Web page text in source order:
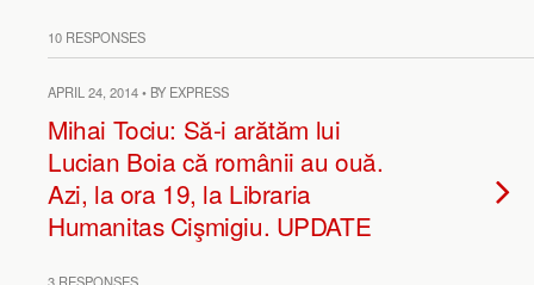
10 RESPONSES
APRIL 24, 2014 • BY EXPRESS
Mihai Tociu: Să-i arătăm lui
Lucian Boia că românii au ouă.
Azi, la ora 19, la Libraria
Humanitas Cişmigiu. UPDATE